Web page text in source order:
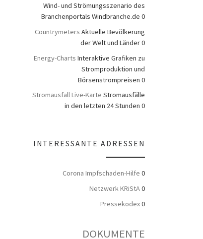
Wind- und Strömungsszenario des
Branchenportals Windbranche.de 0
Countrymeters Aktuelle Bevölkerung
der Welt und Länder 0
Energy-Charts Interaktive Grafiken zu
Stromproduktion und
Börsenstrompreisen 0
Stromausfall Live-Karte Stromausfälle
in den letzten 24 Stunden 0
INTERESSANTE ADRESSEN
Corona Impfschaden-Hilfe 0
Netzwerk KRiStA0
Pressekodex0
DOKUMENTE